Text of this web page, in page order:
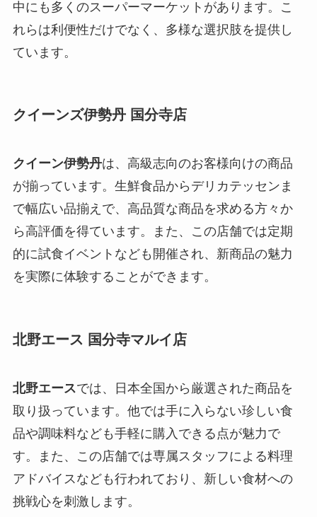
中にも多くのスーパーマーケットがあります。こ
れらは利便性だけでなく、多様な選択肢を提供し
ています。
クイーンズ伊勢丹 国分寺店
クイーン伊勢丹は、高級志向のお客様向けの商品
が揃っています。生鮮食品からデリカテッセンま
で幅広い品揃えで、高品質な商品を求める方々か
ら高評価を得ています。また、この店舗では定期
的に試食イベントなども開催され、新商品の魅力
を実際に体験することができます。
北野エース 国分寺マルイ店
北野エースでは、日本全国から厳選された商品を
取り扱っています。他では手に入らない珍しい食
品や調味料なども手軽に購入できる点が魅力で
す。また、この店舗では専属スタッフによる料理
アドバイスなども行われており、新しい食材への
挑戦心を刺激します。